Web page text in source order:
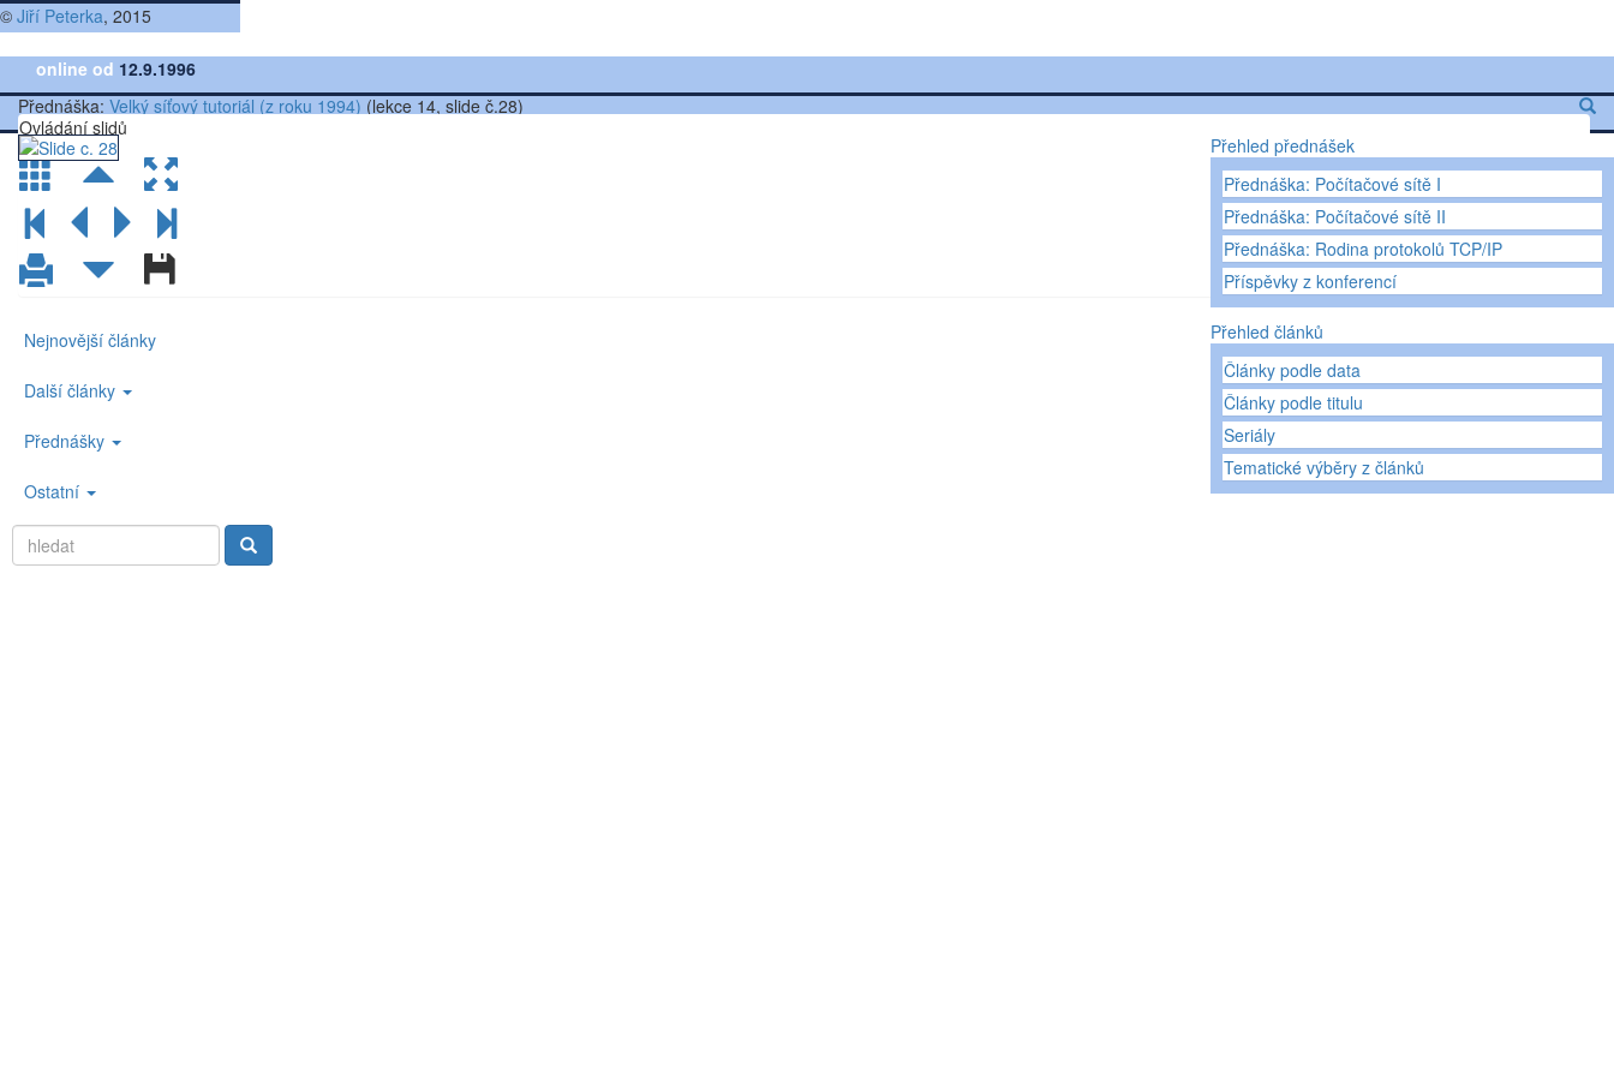
© Jiří Peterka, 2015
online od 12.9.1996
Ovládání slidů
Nejnovější články
Další články
Přednášky
Ostatní
Přednáška: Velký síťový tutoriál (z roku 1994) (lekce 14, slide č.28)
Přehled přednášek
Přednáška: Počítačové sítě I
Přednáška: Počítačové sítě II
Přednáška: Rodina protokolů TCP/IP
Příspěvky z konferencí
Přehled článků
Články podle data
Články podle titulu
Seriály
Tematické výběry z článků